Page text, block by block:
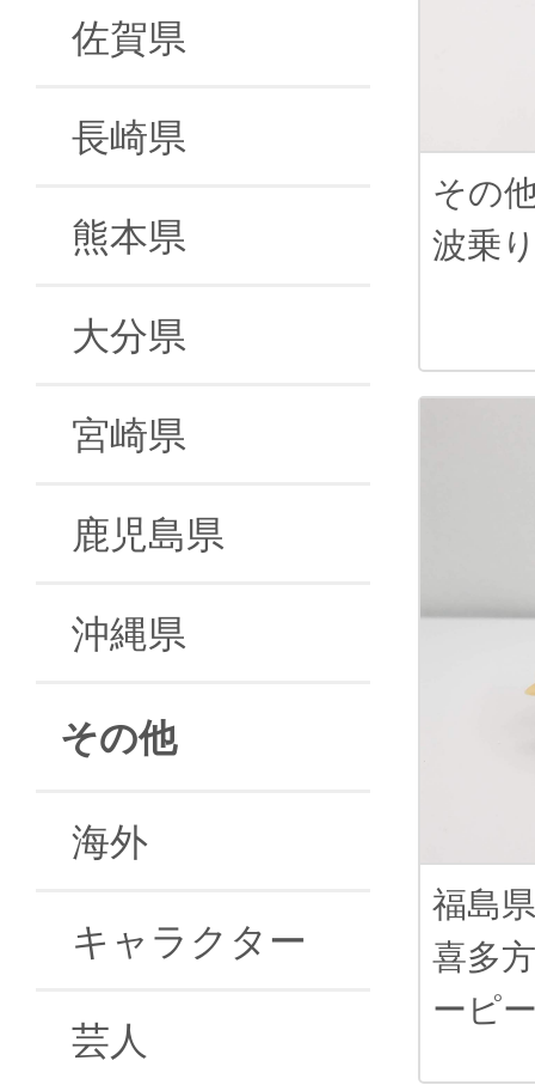
佐賀県
長崎県
熊本県
大分県
宮崎県
鹿児島県
沖縄県
その他
海外
キャラクター
芸人
その
波乗
福島県
喜多
ーピ